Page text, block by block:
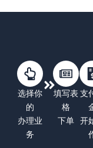
选择你
的
办理业
务
填写表
格
下单
支
开